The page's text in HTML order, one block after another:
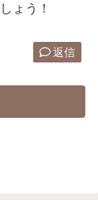
ょう！
返信